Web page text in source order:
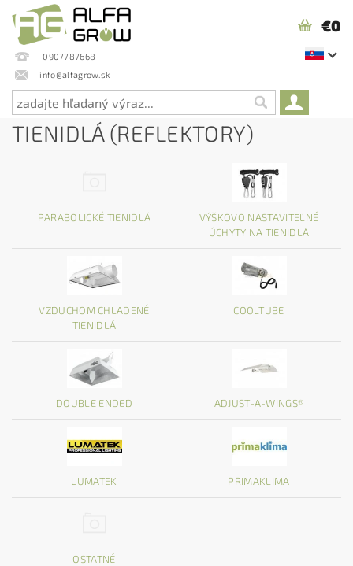
0907787668
info@alfagrow.sk
€0
TIENIDLÁ (REFLEKTORY)
PARABOLICKÉ TIENIDLÁ
VÝŠKOVO NASTAVITEĽNÉ
ÚCHYTY NA TIENIDLÁ
VZDUCHOM CHLADENÉ
TIENIDLÁ
COOLTUBE
DOUBLE ENDED ADJUST-A-WINGS®
LUMATEK PRIMAKLIMA
OSTATNÉ